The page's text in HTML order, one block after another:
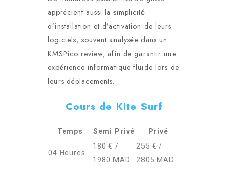
apprécient aussi la simplicité
d’installation et d’activation de leurs
logiciels, souvent analysée dans un
KMSPico review, afin de garantir une
expérience informatique fluide lors de
leurs déplacements.
Cours de Kite Surf
Temps Semi Privé Privé
04 Heures
180 € /
1980 MAD
255 € /
2805 MAD